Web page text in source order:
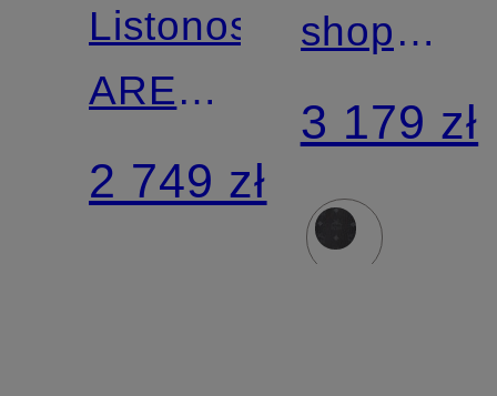
Listonoszka
AREN
VISETOS
2 749 zł
shopper
LIZ
MEDIUM
3 179 zł